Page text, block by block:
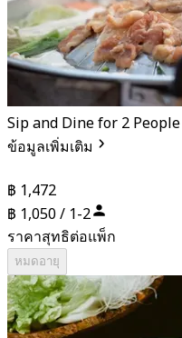
Sip and Dine for 2 People
ข้อมูลเพิ่มเติม
฿ 1,472
฿ 1,050 / 1-2
ราคาสุทธิต่อแพ็ก
หมดอายุ